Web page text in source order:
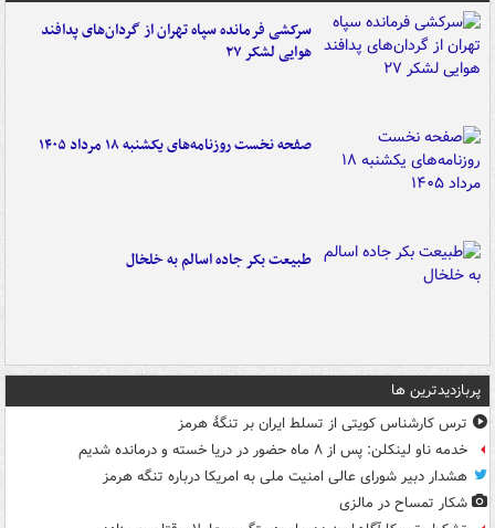
سرکشی فرمانده سپاه تهران از گردان‌های پدافند
هوایی لشکر ۲۷
صفحه نخست روزنامه‌های یکشنبه ۱۸ مرداد ۱۴۰۵
طبیعت بکر جاده اسالم به خلخال
پربازدیدترین ها
ترس کارشناس کویتی از تسلط ایران بر تنگۀ هرمز
خدمه ناو لینکلن: پس از ۸ ماه حضور در دریا خسته و درمانده‌ شدیم
هشدار دبیر شورای عالی امنیت ملی به امریکا درباره تنگه هرمز
شکار تمساح در مالزی